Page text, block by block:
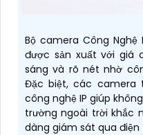
Bộ camera Công Nghệ
được sản xuất với giá
sáng và rõ nét nhờ
Đặc biệt, các camera
công nghệ IP giúp
trường ngoài trời khắc
dàng giám sát qua